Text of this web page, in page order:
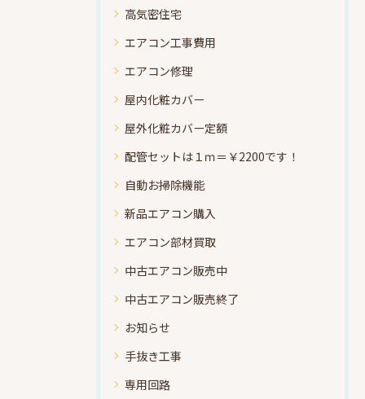
高気密住宅
エアコン工事費用
エアコン修理
屋内化粧カバー
屋外化粧カバー定額
配管セットは１ｍ＝￥2200です！
自動お掃除機能
新品エアコン購入
エアコン部材買取
中古エアコン販売中
中古エアコン販売終了
お知らせ
手抜き工事
専用回路